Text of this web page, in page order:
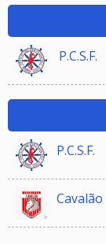
P.C.S.F.
P.C.S.F.
Cavalão